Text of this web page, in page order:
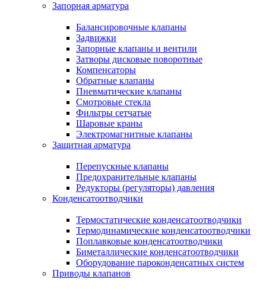
Запорная арматура
Балансировочные клапаны
Задвижки
Запорные клапаны и вентили
Затворы дисковые поворотные
Компенсаторы
Обратные клапаны
Пневматические клапаны
Смотровые стекла
Фильтры сетчатые
Шаровые краны
Электромагнитные клапаны
Защитная арматура
Перепускные клапаны
Предохранительные клапаны
Редукторы (регуляторы) давления
Конденсатоотводчики
Термостатические конденсатоотводчики
Термодинамические конденсатоотводчики
Поплавковые конденсатоотводчики
Биметаллические конденсатоотводчики
Оборудование пароконденсатных систем
Приводы клапанов